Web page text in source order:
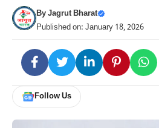
ByJagrut Bharat
Published on: January 18, 2026
Follow Us